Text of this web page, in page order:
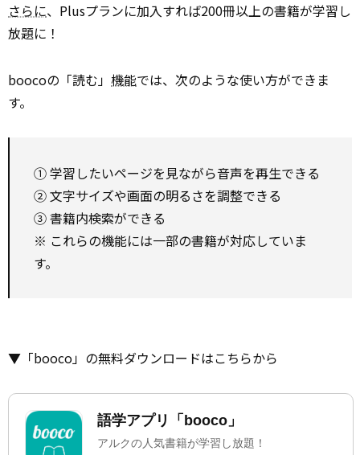
さらに、Plusプランに加入すれば200冊以上の書籍が学習し
放題に！
boocoの「読む」 機能では、次のような使い方ができま
す。
① 学習したいページを見ながら音声を再生できる
② 文字サイズや画面の明るさを調整できる
③ 書籍内検索ができる
※ これらの機能には一部の書籍が対応していま
す。
▼「booco」の無料ダウンロードはこちらから